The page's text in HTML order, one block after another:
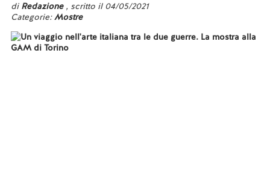
di Redazione , scritto il 04/05/2021
Categorie:Mostre